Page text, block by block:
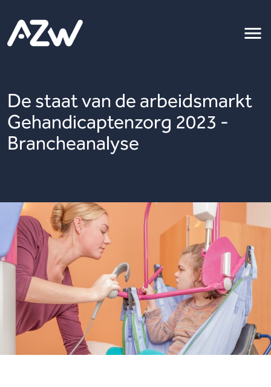
De staat van de arbeidsmarkt
Gehandicaptenzorg 2023 -
Brancheanalyse